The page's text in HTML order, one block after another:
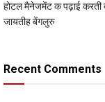
होटल मैनेजमेंट क पढ़ाई करती
जायतीह बेंगलुरु
Recent Comments